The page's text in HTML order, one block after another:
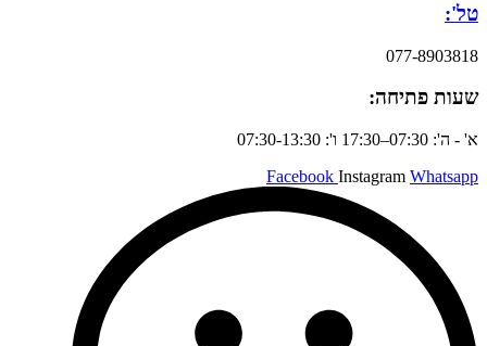
טל':
077-8903818
שעות פתיחה:
א' - ה': 07:30–17:30 ו': 07:30-13:30
Facebook Instagram Whatsapp